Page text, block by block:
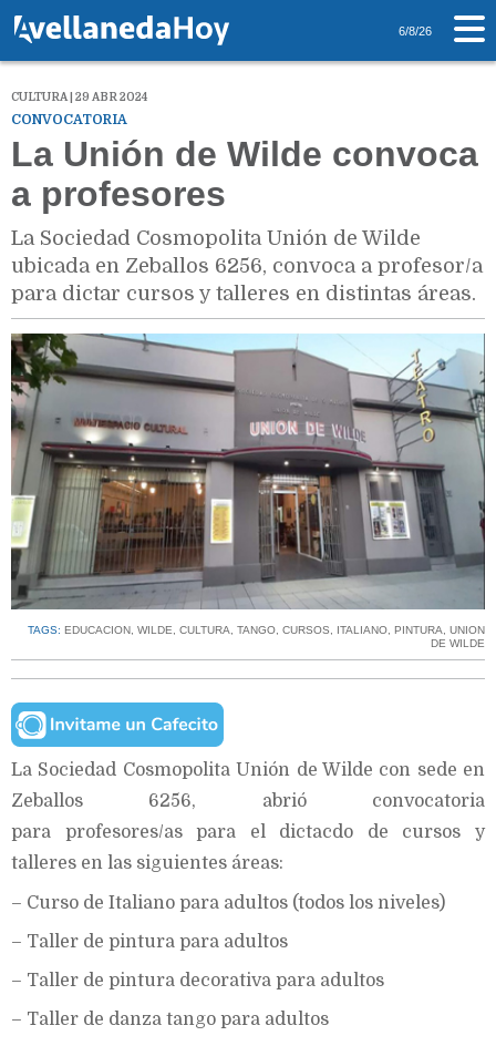
6/8/26
CULTURA | 29 ABR 2024
CONVOCATORIA
La Unión de Wilde convoca
a profesores
La Sociedad Cosmopolita Unión de Wilde
ubicada en Zeballos 6256, convoca a profesor/a
para dictar cursos y talleres en distintas áreas.
TAGS: EDUCACION, WILDE, CULTURA, TANGO, CURSOS, ITALIANO, PINTURA, UNION
DE WILDE
La Sociedad Cosmopolita Unión de Wilde con sede en
Zeballos 6256, abrió convocatoria
para profesores/as para el dictacdo de cursos y
talleres en las siguientes áreas:
– Curso de Italiano para adultos (todos los niveles)
– Taller de pintura para adultos
– Taller de pintura decorativa para adultos
– Taller de danza tango para adultos